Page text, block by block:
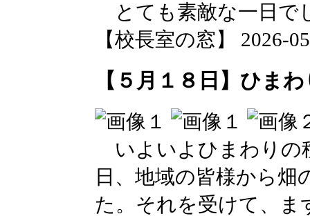
とても素敵な一日で
【校長室の窓】 2026-
【５月１８日】ひま
いよいよひまわりの
日、地域の皆様から
た。それを受けて、